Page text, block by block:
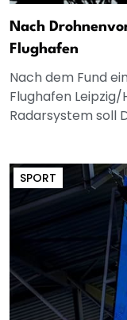
Nach
Flughafen
Nach dem Fund
Flughafen Leipzig/
Radarsystem soll
SPORT